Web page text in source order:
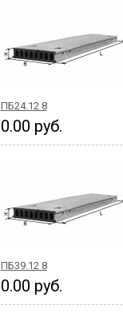
ПБ24.12 8
0.00 руб.
ПБ39.12 8
0.00 руб.